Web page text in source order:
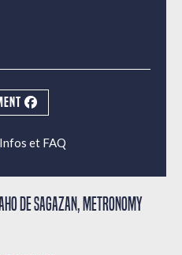
Infos et FAQ
de Sagazan, Metronomy